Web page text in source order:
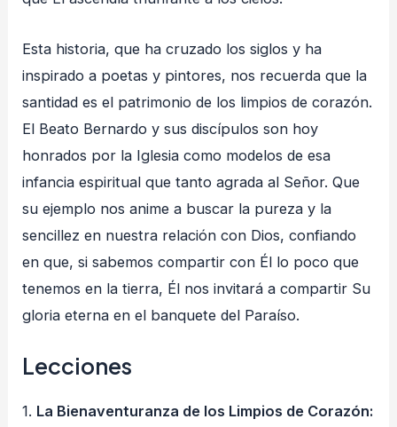
Esta historia, que ha cruzado los siglos y ha
inspirado a poetas y pintores, nos recuerda que la
santidad es el patrimonio de los limpios de corazón.
El Beato Bernardo y sus discípulos son hoy
honrados por la Iglesia como modelos de esa
infancia espiritual que tanto agrada al Señor. Que
su ejemplo nos anime a buscar la pureza y la
sencillez en nuestra relación con Dios, confiando
en que, si sabemos compartir con Él lo poco que
tenemos en la tierra, Él nos invitará a compartir Su
gloria eterna en el banquete del Paraíso.
Lecciones
1. La Bienaventuranza de los Limpios de Corazón: